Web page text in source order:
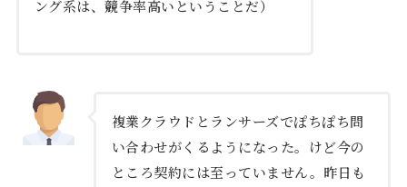
ング系は、競争率高いということだ）
複業クラウドとランサーズでぽちぽち問
い合わせがくるようになった。けど今の
ところ契約には至っていません。昨日も